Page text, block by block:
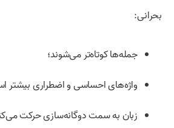
بحرانی:
جمله‌ها کوتاه‌تر می‌شوند؛
واژه‌های احساسی و اضطراری بیشتر
زبان به سمت دوگانه‌سازی حرکت